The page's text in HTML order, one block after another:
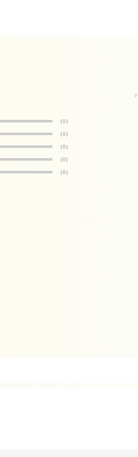
(0)
(0)
(0)
(0)
(0)